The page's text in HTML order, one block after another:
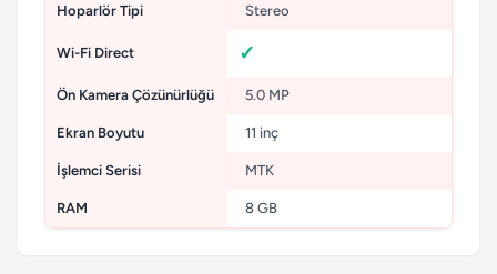
Hoparlör Tipi Stereo
Wi-Fi Direct
Ön Kamera Çözünürlüğü 5.0 MP
Ekran Boyutu 11 inç
İşlemci Serisi MTK
RAM 8 GB